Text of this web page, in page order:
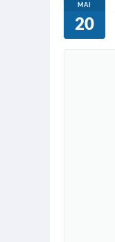
MAI
20